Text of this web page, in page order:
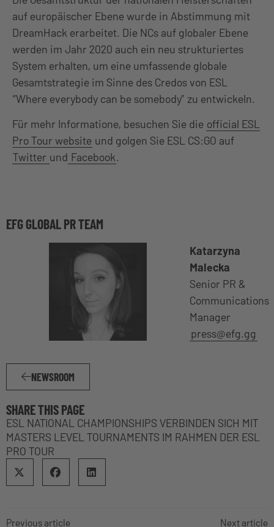
auf europäischer Ebene wurde in Abstimmung mit
DreamHack erarbeitet. Die NCs auf globaler Ebene
werden im Jahr 2020 auch ein neu strukturiertes
System erhalten, um eine umfassende globale
Gesamtstrategie im Sinne des Credos von ESL
“Where everybody can be somebody” zu entwickeln.
Für mehr Informatione, besuchen Sie die official ESL
Pro Tour website und golgen Sie ESL CS:GO auf
Twitter und Facebook.
EFG GLOBAL PR TEAM
Katarzyna
Malecka
Senior PR &
Communications
Manager
press@efg.gg
NEWSROOM
SHARE THIS PAGE
ESL NATIONAL CHAMPIONSHIPS VERBINDEN SICH MIT
MASTERS LEVEL TOURNAMENTS IM RAHMEN DER ESL
PRO TOUR
Previous article Next article